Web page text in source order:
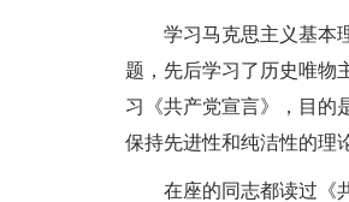
学习马克思主义基本
题，先后学习了历史唯物
习《共产党宣言》，目的
保持先进性和纯洁性的理
在座的同志都读过《